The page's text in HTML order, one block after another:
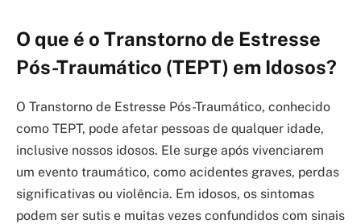
O que é o Transtorno de Estresse
Pós-Traumático (TEPT) em Idosos?
O Transtorno de Estresse Pós-Traumático, conhecido
como TEPT, pode afetar pessoas de qualquer idade,
inclusive nossos idosos. Ele surge após vivenciarem
um evento traumático, como acidentes graves, perdas
significativas ou violência. Em idosos, os sintomas
podem ser sutis e muitas vezes confundidos com sinais